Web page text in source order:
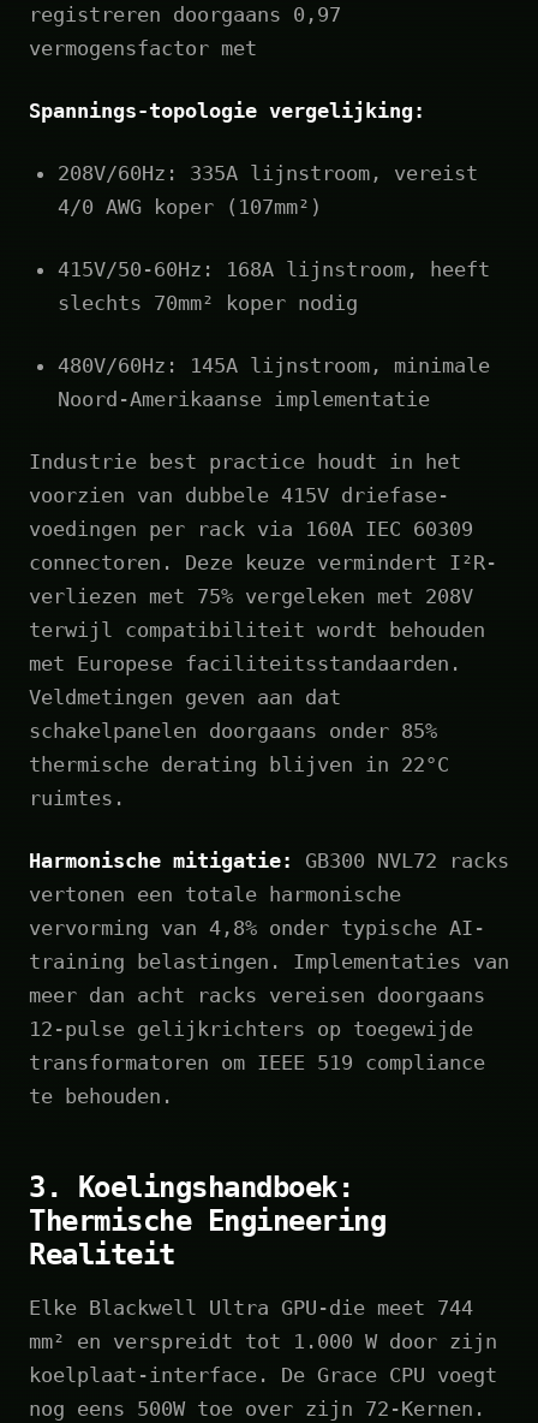
registreren doorgaans 0,97
vermogensfactor met
Spannings-topologie vergelijking:
208V/60Hz: 335A lijnstroom, vereist
4/0 AWG koper (107mm²)
415V/50‑60Hz: 168A lijnstroom, heeft
slechts 70mm² koper nodig
480V/60Hz: 145A lijnstroom, minimale
Noord-Amerikaanse implementatie
Industrie best practice houdt in het
voorzien van dubbele 415V driefase-
voedingen per rack via 160A IEC 60309
connectoren. Deze keuze vermindert I²R-
verliezen met 75% vergeleken met 208V
terwijl compatibiliteit wordt behouden
met Europese faciliteitsstandaarden.
Veldmetingen geven aan dat
schakelpanelen doorgaans onder 85%
thermische derating blijven in 22°C
ruimtes.
Harmonische mitigatie:
GB300 NVL72 racks
vertonen een totale harmonische
vervorming van 4,8% onder typische AI-
training belastingen. Implementaties van
meer dan acht racks vereisen doorgaans
12‑pulse gelijkrichters op toegewijde
transformatoren om IEEE 519 compliance
te behouden.
3. Koelingshandboek:
Thermische Engineering
Realiteit
Elke Blackwell Ultra GPU-die meet 744
mm² en verspreidt tot 1.000 W door zijn
koelplaat-interface. De Grace CPU voegt
nog eens 500W toe over zijn 72-Kernen.